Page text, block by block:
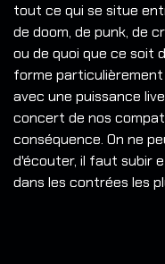
tout ce qui se situe
de doom, de punk, de
ou de quoi que ce soit
forme
avec une puissance
concert de nos
conséquence. On ne
d'écouter, il faut subir
dans les contrées les